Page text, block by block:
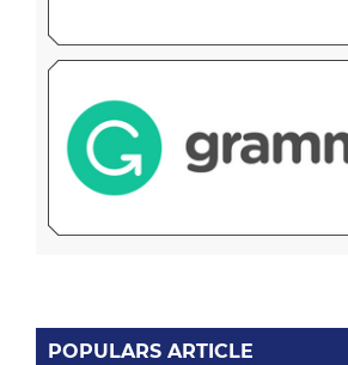
POPULARS ARTICLE